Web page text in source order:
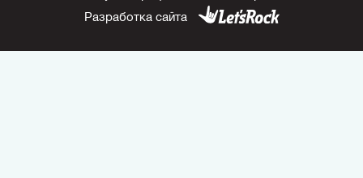
Разработка сайта